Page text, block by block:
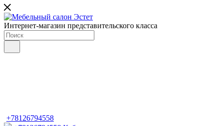
Интернет-магазин представительского класса
+78126794558